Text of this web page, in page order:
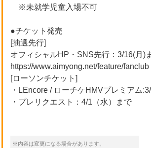
※未就学児童入場不可
●チケット発売
[抽選先行]
オフィシャルHP・SNS先行：3/16(月)
https://www.aimyong.net/feature/fanclub
[ローソンチケット]
・LEncore / ローチケHMVプレミアム
・プレリクエスト：4/1（水）まで
※内容は変更になる場合があります。